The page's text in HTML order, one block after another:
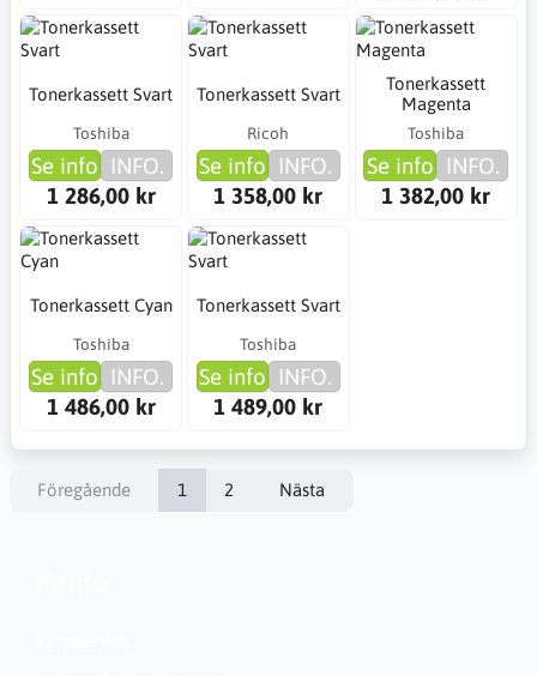
Tonerkassett Svart
Toshiba
Se info INFO.
1 286,00 kr
Tonerkassett Svart
Ricoh
Se info INFO.
1 358,00 kr
Tonerkassett
Magenta
Toshiba
Se info INFO.
1 382,00 kr
Tonerkassett Cyan
Toshiba
Se info INFO.
1 486,00 kr
Tonerkassett Svart
Toshiba
Se info INFO.
1 489,00 kr
Föregående 1 2 Nästa